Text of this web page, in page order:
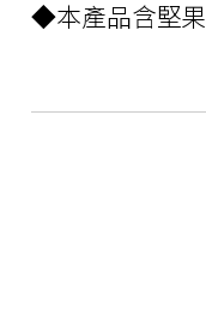
◆本產品含堅果